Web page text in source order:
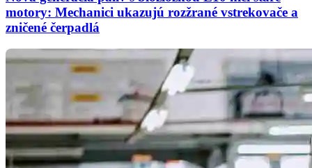
motory: Mechanici ukazujú rozžrané vstrekovače a
zničené čerpadlá